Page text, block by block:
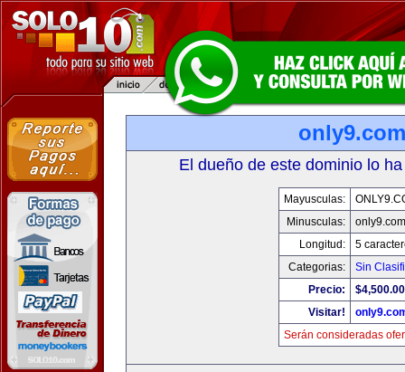
only9.com
El dueño de este dominio lo
Mayusculas:
Minusculas:
only9.com
Longitud:
5
Categorias:
Sin
Precio:
$4,500.00
Visitar!
Serán consideradas